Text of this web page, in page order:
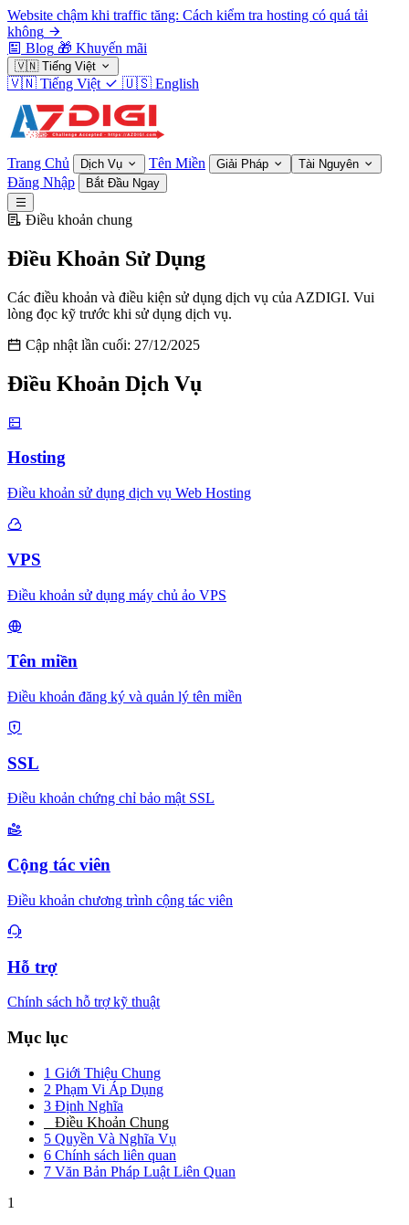
Website chậm khi traffic tăng: Cách kiểm tra hosting có quá tải
không
Blog 🎁 Khuyến mãi
🇻🇳 Tiếng Việt
🇻🇳 Tiếng Việt 🇺🇸 English
Trang Chủ Dịch Vụ Tên Miền Giải Pháp Tài Nguyên
Đăng Nhập Bắt Đầu Ngay
Điều khoản chung
Điều Khoản Sử Dụng
Các điều khoản và điều kiện sử dụng dịch vụ của AZDIGI. Vui
lòng đọc kỹ trước khi sử dụng dịch vụ.
Cập nhật lần cuối: 27/12/2025
Điều Khoản Dịch Vụ
Hosting
Điều khoản sử dụng dịch vụ Web Hosting
VPS
Điều khoản sử dụng máy chủ ảo VPS
Tên miền
Điều khoản đăng ký và quản lý tên miền
SSL
Điều khoản chứng chỉ bảo mật SSL
Cộng tác viên
Điều khoản chương trình cộng tác viên
Hỗ trợ
Chính sách hỗ trợ kỹ thuật
Mục lục
1 Giới Thiệu Chung
2 Phạm Vi Áp Dụng
3 Định Nghĩa
Điều Khoản Chung
5 Quyền Và Nghĩa Vụ
6 Chính sách liên quan
7 Văn Bản Pháp Luật Liên Quan
1